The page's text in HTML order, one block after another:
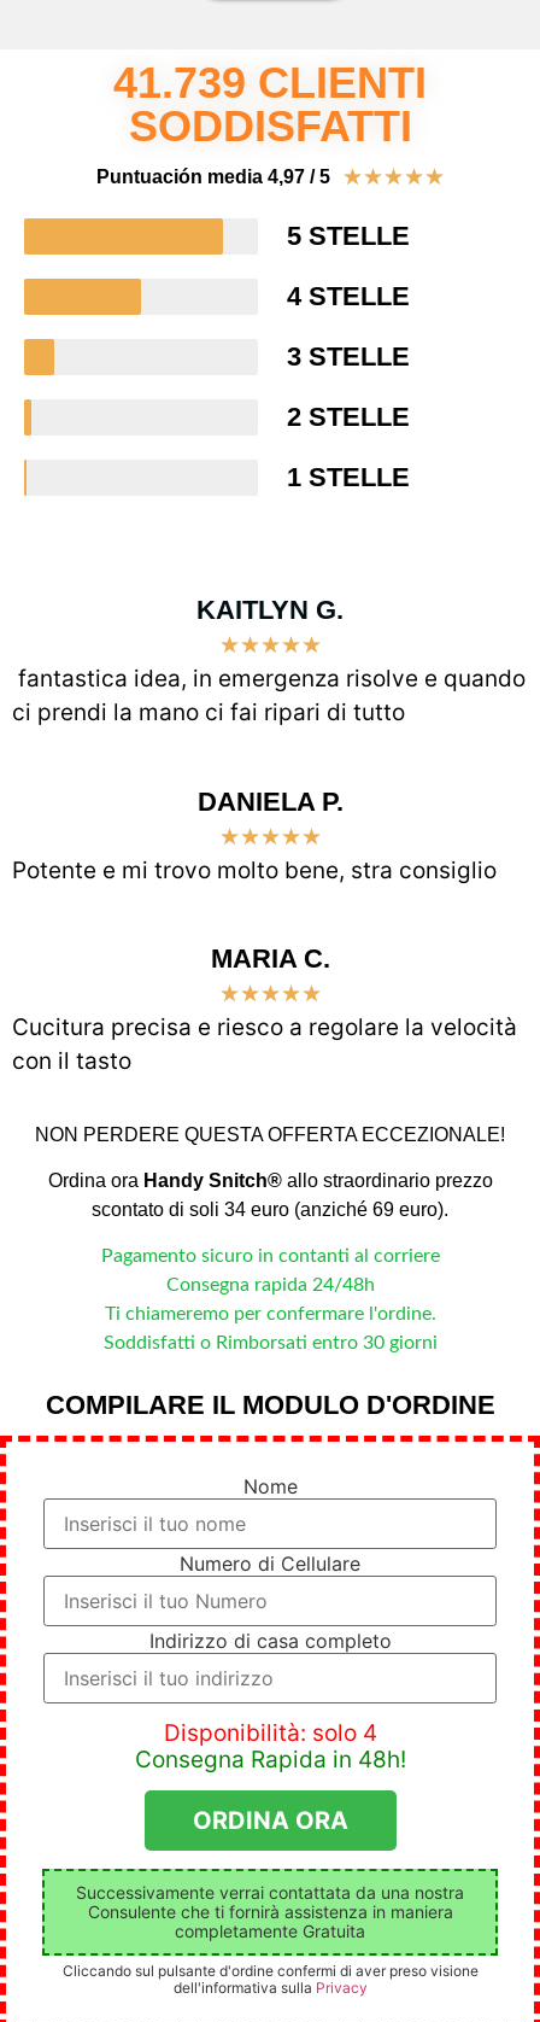
41.739 CLIENTI
SODDISFATTI
Puntuación media 4,97 / 5 ★★★★★
5 STELLE
4 STELLE
3 STELLE
2 STELLE
1 STELLE
KAITLYN G.
★★★★★
fantastica idea, in emergenza risolve e quando
ci prendi la mano ci fai ripari di tutto
DANIELA P.
★★★★★
Potente e mi trovo molto bene, stra consiglio
MARIA C.
★★★★★
Cucitura precisa e riesco a regolare la velocità
con il tasto
NON PERDERE QUESTA OFFERTA ECCEZIONALE!
Ordina ora Handy Snitch®allo straordinario prezzo
scontato di soli 34 euro (anziché 69 euro).
Pagamento sicuro in contanti al corriere
Consegna rapida 24/48h
Ti chiameremo per confermare l'ordine.
Soddisfatti o Rimborsati entro 30 giorni
COMPILARE IL MODULO D'ORDINE
Nome
Numero di Cellulare
Indirizzo di casa completo
Disponibilità: solo 4
Consegna Rapida in 48h!
Successivamente verrai contattata da una nostra
Consulente che ti fornirà assistenza in maniera
completamente Gratuita
Cliccando sul pulsante d'ordine confermi di aver preso visione
dell'informativa sulla Privacy